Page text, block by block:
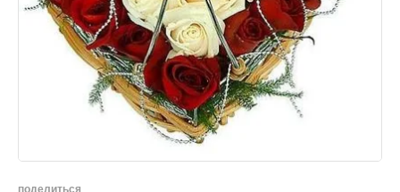
поделиться